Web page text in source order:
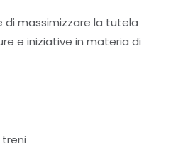
massimizzare la tutela
e iniziative in materia di